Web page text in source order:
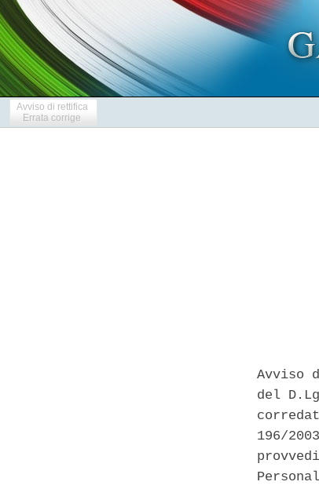
Avviso di rettifica
Errata corrige
Avviso
del
196/